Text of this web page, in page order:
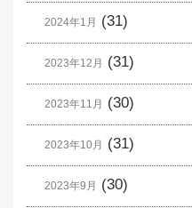
2024年1月 (31)
2023年12月 (31)
2023年11月 (30)
2023年10月 (31)
2023年9月 (30)